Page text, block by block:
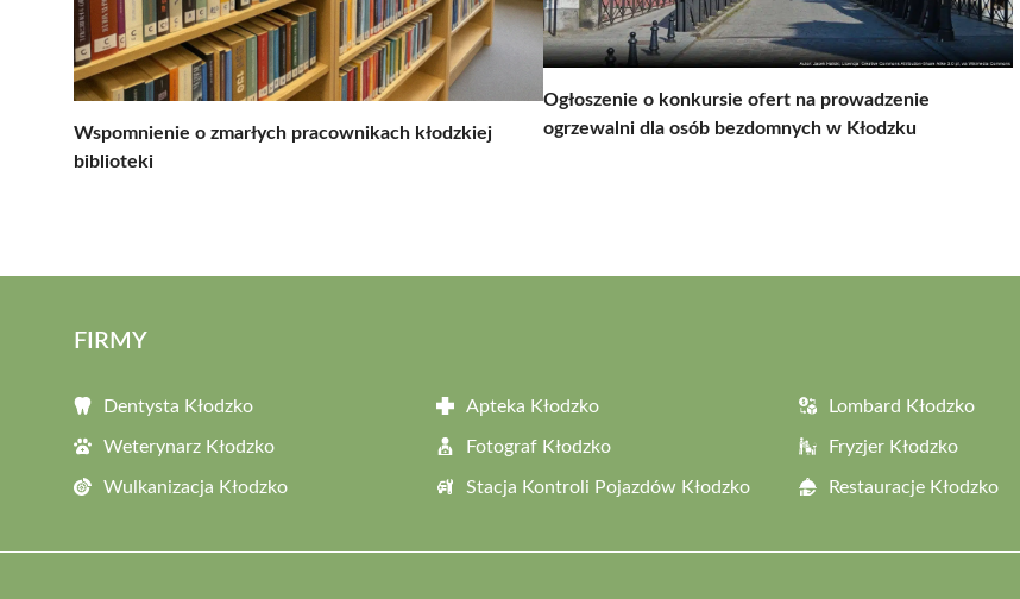
Wspomnienie o zmarłych pracownikach kłodzkiej
biblioteki
Ogłoszenie o konkursie ofert na prowadzenie
ogrzewalni dla osób bezdomnych w Kłodzku
FIRMY
Dentysta Kłodzko Apteka Kłodzko Lombard Kłodzko
Weterynarz Kłodzko Fotograf Kłodzko Fryzjer Kłodzko
Wulkanizacja Kłodzko Stacja Kontroli Pojazdów Kłodzko Restauracje Kłodzko